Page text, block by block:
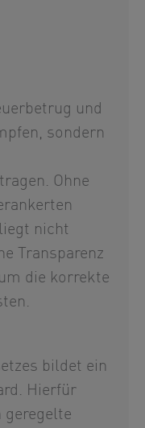
und
sondern
Ohne
nicht
Transparenz
die korrekte
bildet ein
Hierfür
geregelte